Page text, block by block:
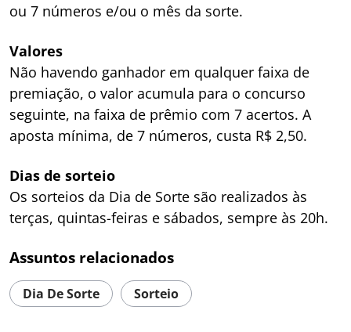
ou 7 números e/ou o mês da sorte.
Valores
Não havendo ganhador em qualquer faixa de
premiação, o valor acumula para o concurso
seguinte, na faixa de prêmio com 7 acertos. A
aposta mínima, de 7 números, custa R$ 2,50.
Dias de sorteio
Os sorteios da Dia de Sorte são realizados às
terças, quintas-feiras e sábados, sempre às 20h.
Assuntos relacionados
Dia De Sorte Sorteio